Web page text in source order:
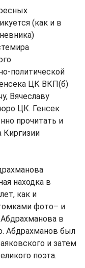
(как и в
политической
ЦК ВКП(б)
Вячеславу
ЦК. Генсек
прочитать и
Киргизии
находка в
как и
фото– и
в
Абдрахманов был
и затем
поэта.